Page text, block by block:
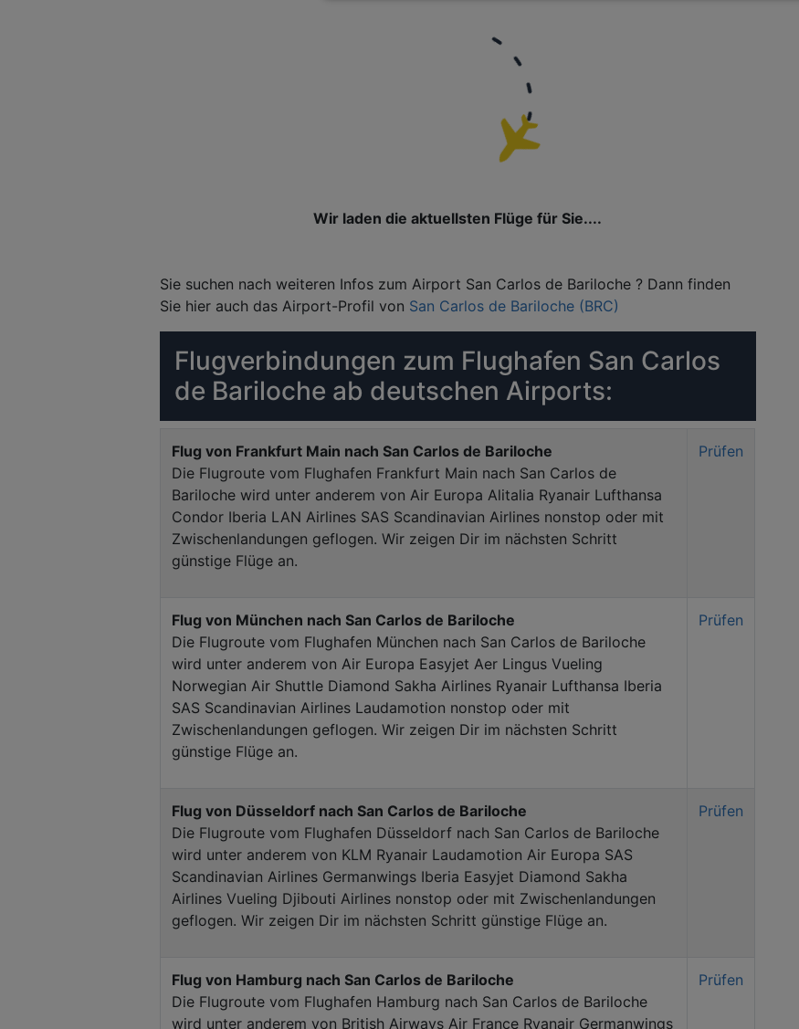
Wir laden die aktuellsten Flüge für Sie....
Sie suchen nach weiteren Infos zum Airport San Carlos de Bariloche ? Dann finden
Sie hier auch das Airport-Profil von San Carlos de Bariloche (BRC)
Flugverbindungen zum Flughafen San Carlos
de Bariloche ab deutschen Airports:
Flug von Frankfurt Main nach San Carlos de Bariloche
Die Flugroute vom Flughafen Frankfurt Main nach San Carlos de
Bariloche wird unter anderem von Air Europa Alitalia Ryanair Lufthansa
Condor Iberia LAN Airlines SAS Scandinavian Airlines nonstop oder mit
Zwischenlandungen geflogen. Wir zeigen Dir im nächsten Schritt
günstige Flüge an.
Prüfen
Flug von München nach San Carlos de Bariloche
Die Flugroute vom Flughafen München nach San Carlos de Bariloche
wird unter anderem von Air Europa Easyjet Aer Lingus Vueling
Norwegian Air Shuttle Diamond Sakha Airlines Ryanair Lufthansa Iberia
SAS Scandinavian Airlines Laudamotion nonstop oder mit
Zwischenlandungen geflogen. Wir zeigen Dir im nächsten Schritt
günstige Flüge an.
Prüfen
Flug von Düsseldorf nach San Carlos de Bariloche
Die Flugroute vom Flughafen Düsseldorf nach San Carlos de Bariloche
wird unter anderem von KLM Ryanair Laudamotion Air Europa SAS
Scandinavian Airlines Germanwings Iberia Easyjet Diamond Sakha
Airlines Vueling Djibouti Airlines nonstop oder mit Zwischenlandungen
geflogen. Wir zeigen Dir im nächsten Schritt günstige Flüge an.
Prüfen
Flug von Hamburg nach San Carlos de Bariloche
Die Flugroute vom Flughafen Hamburg nach San Carlos de Bariloche
wird unter anderem von British Airways Air France Ryanair Germanwings
Prüfen